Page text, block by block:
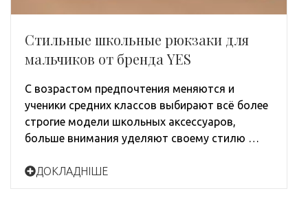
Стильные школьные рюкзаки для
мальчиков от бренда YES
С возрастом предпочтения меняются и
ученики средних классов выбирают всё более
строгие модели школьных аксессуаров,
больше внимания уделяют своему стилю …
ДОКЛАДНІШЕ